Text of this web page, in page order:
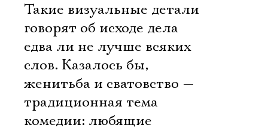
Такие визуальные детали
говорят об исходе дела
едва ли не лучше всяких
слов. Казалось бы,
женитьба и сватовство —
традиционная тема
комедии: любящие